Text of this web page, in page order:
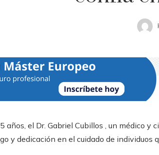
años, el Dr. Gabriel Cubillos , un médico y
y dedicación en el cuidado de individuos